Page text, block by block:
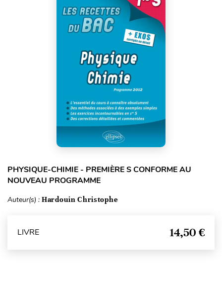
PHYSIQUE-CHIMIE - PREMIÈRE S CONFORME AU
NOUVEAU PROGRAMME
Auteur(s) : Hardouin Christophe
LIVRE 14,50 €